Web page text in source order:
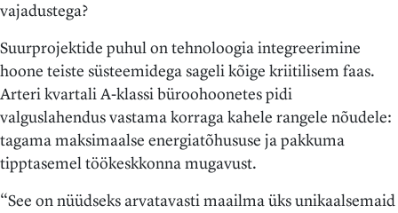
vajadustega?
Suurprojektide puhul on tehnoloogia integreerimine
hoone teiste süsteemidega sageli kõige kriitilisem faas.
Arteri kvartali A-klassi büroohoonetes pidi
valguslahendus vastama korraga kahele rangele nõudele:
tagama maksimaalse energiatõhususe ja pakkuma
tipptasemel töökeskkonna mugavust.
“See on nüüdseks arvatavasti maailma üks unikaalsemaid